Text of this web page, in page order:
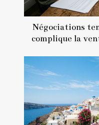
Négociations
complique la